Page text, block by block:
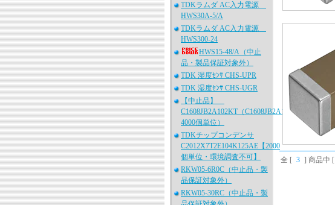
TDKラムダ AC入力電源
HWS30A-5/A
TDKラムダ AC入力電源
HWS300-24
HWS15-48/A（中止
品・製品保証対象外）
TDK 湿度ｾﾝｻ CHS-UPR
TDK 湿度ｾﾝｻ CHS-UGR
【中止品】
C1608JB2A102KT（C1608JB2A102K080AA、
4000個単位）
TDKチップコンデンサ
C2012X7T2E104K125AE【2000
個単位・環境調査不可】
RKW05-6R0C（中止品・製
品保証対象外）
RKW05-30RC（中止品・製
全 [ 3 ] 商品中 [